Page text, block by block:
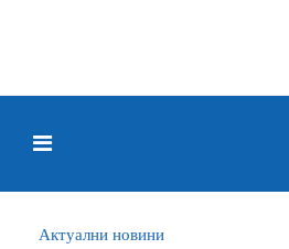
Актуални новини